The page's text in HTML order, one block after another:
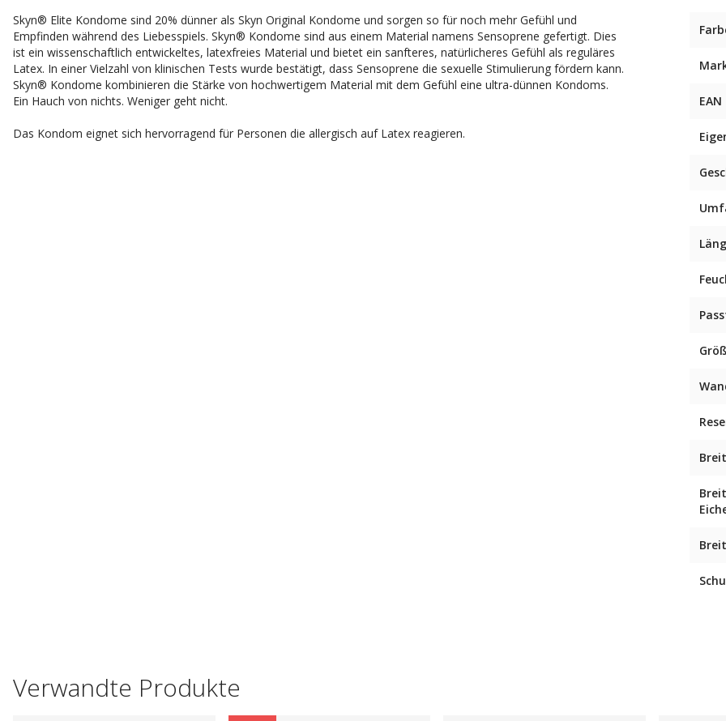
Skyn® Elite Kondome sind 20% dünner als Skyn Original Kondome und sorgen so für noch mehr Gefühl und
Empfinden während des Liebesspiels. Skyn® Kondome sind aus einem Material namens Sensoprene gefertigt. Dies
ist ein wissenschaftlich entwickeltes, latexfreies Material und bietet ein sanfteres, natürlicheres Gefühl als reguläres
Latex. In einer Vielzahl von klinischen Tests wurde bestätigt, dass Sensoprene die sexuelle Stimulierung fördern kann.
Skyn® Kondome kombinieren die Stärke von hochwertigem Material mit dem Gefühl eine ultra-dünnen Kondoms.
Ein Hauch von nichts. Weniger geht nicht.
Das Kondom eignet sich hervorragend für Personen die allergisch auf Latex reagieren.
EAN
Verwandte Produkte